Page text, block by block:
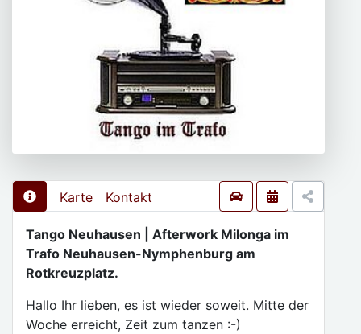
Karte Kontakt
Tango Neuhausen | Afterwork Milonga im
Trafo Neuhausen-Nymphenburg am
Rotkreuzplatz.
Hallo Ihr lieben, es ist wieder soweit. Mitte der
Woche erreicht, Zeit zum tanzen :-)